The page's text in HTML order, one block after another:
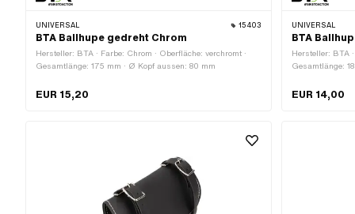
UNIVERSAL 15403
BTA Ballhupe gedreht Chrom
Hersteller: BTA · Farbe: Chrom · Oberfläche: verchromt ·
Gesamtlänge: 175 mm · Ø Kopf aussen: 80 mm
EUR 15,20
UNIVERSAL
BTA
Hersteller: BTA
Gesamtlänge:
EUR 14,00